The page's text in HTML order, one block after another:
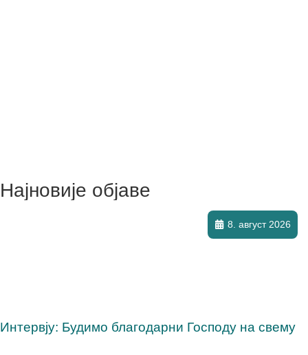
Најновије објаве
Интервју: Будимо благодарни Господу на свему
8. август 2026